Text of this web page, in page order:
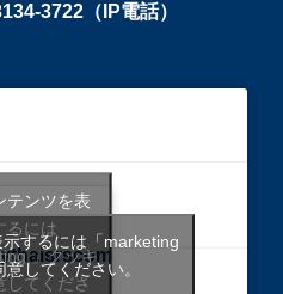
3722（IP電話）
テンツを表
るには
」クッキ
してくださ
するには「marketing
意してください。